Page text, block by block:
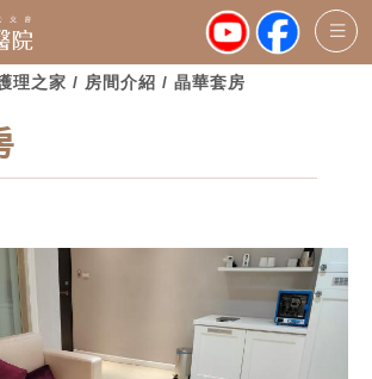
理之家 / 房間介紹 / 晶華套房